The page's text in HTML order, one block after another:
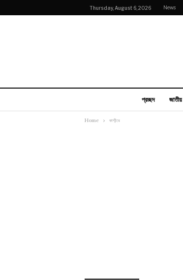
Thursday, August 6, 2026 News
প্রচ্ছদ জাতীয়
Home কাশ্মীরে